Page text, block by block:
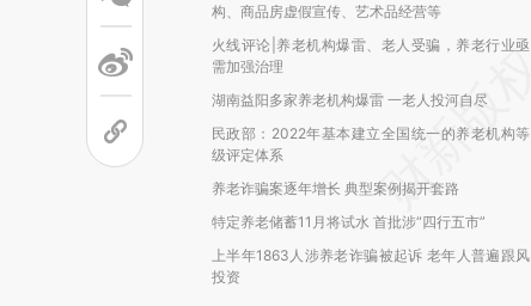
构、商品房虚假宣传、艺术品经营等
火线评论|养老机构爆雷、老人受骗，养老行业亟
需加强治理
湖南益阳多家养老机构爆雷 一老人投河自尽
民政部：2022年基本建立全国统一的养老机构等
级评定体系
养老诈骗案逐年增长 典型案例揭开套路
特定养老储蓄11月将试水 首批涉“四行五市”
上半年1863人涉养老诈骗被起诉 老年人普遍跟风
投资